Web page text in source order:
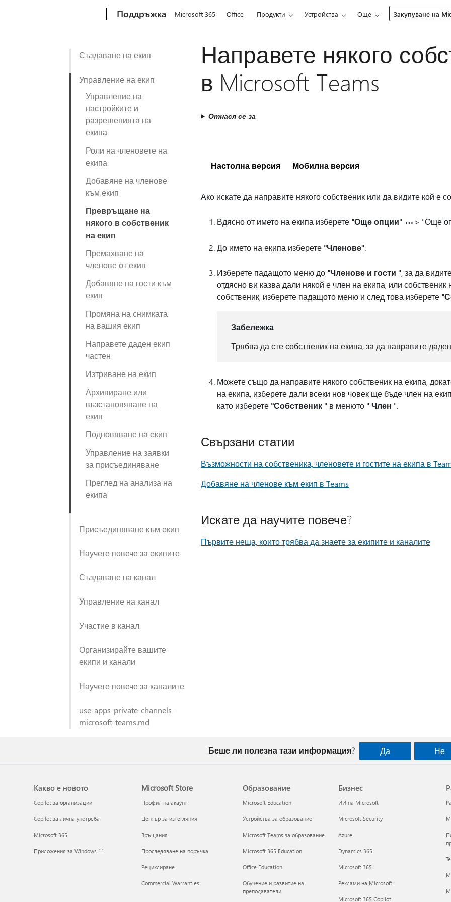
Поддръжка Microsoft 365 Office Продукти Устройства Още Закупуване на
Създаване на екип
Управление на екип
Управление на
настройките и
разрешенията на
екипа
Роли на членовете на
екипа
Добавяне на членове
към екип
Превръщане на
някого в собственик
на екип
Премахване на
членове от екип
Добавяне на гости към
екип
Промяна на снимката
на вашия екип
Направете даден екип
частен
Изтриване на екип
Архивиране или
възстановяване на
екип
Подновяване на екип
Управление на заявки
за присъединяване
Преглед на анализа на
екипа
Присъединяване към екип
Научете повече за екипите
Създаване на канал
Управление на канал
Участие в канал
Организирайте вашите
екипи и канали
Научете повече за каналите
use-apps-private-channels-
microsoft-teams.md
Направете някого
в Microsoft Teams
Отнася се за
Настолна версия Мобилна версия
Ако искате да направите някого собственик или да видите кой е
Вдясно от името на екипа изберете "Още опции" > "Още
До името на екипа изберете "Членове".
Изберете падащото меню до "Членове и гости ", за да
отдясно ви казва дали някой е член на екипа, или
собственик, изберете падащото меню и след това изберете
Забележка
Трябва да сте собственик на екипа, за да направите
Можете също да направите някого собственик на екипа,
на екипа, изберете дали всеки нов човек ще бъде член на
като изберете "Собственик " в менюто " Член ".
Свързани статии
Възможности на собственика, членовете и гостите на екипа в
Добавяне на членове към екип в Teams
Искате да научите повече?
Първите неща, които трябва да знаете за екипите и каналите
Беше ли полезна тази информация? Да Не
Какво е новото
Copilot за организации
Copilot за лична употреба
Microsoft 365
Приложения за Windows 11
Microsoft Store
Профил на акаунт
Център за изтегляния
Връщания
Проследяване на поръчка
Рециклиране
Commercial Warranties
Образование
Microsoft Education
Устройства за образование
Microsoft Teams за образование
Microsoft 365 Education
Office Education
Обучение и развитие на
преподаватели
Бизнес
ИИ на Microsoft
Microsoft Security
Azure
Dynamics 365
Microsoft 365
Реклами на Microsoft
Microsoft 365 Copilot